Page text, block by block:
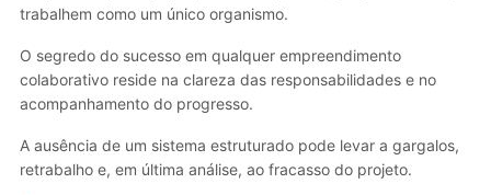
trabalhem como um único organismo.
O segredo do sucesso em qualquer empreendimento
colaborativo reside na clareza das responsabilidades e no
acompanhamento do progresso.
A ausência de um sistema estruturado pode levar a gargalos,
retrabalho e, em última análise, ao fracasso do projeto.